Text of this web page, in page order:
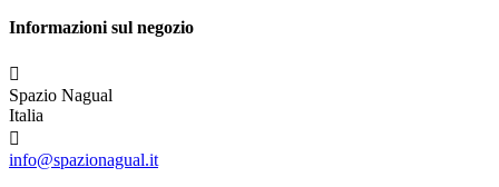
Informazioni sul negozio

Spazio Nagual
Italia

info@spazionagual.it